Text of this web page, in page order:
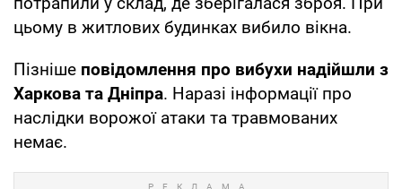
цьому в житлових будинках вибило вікна.
Пізніше повідомлення про вибухи надійшли з
Харкова та Дніпра. Наразі інформації про
наслідки ворожої атаки та травмованих
немає.